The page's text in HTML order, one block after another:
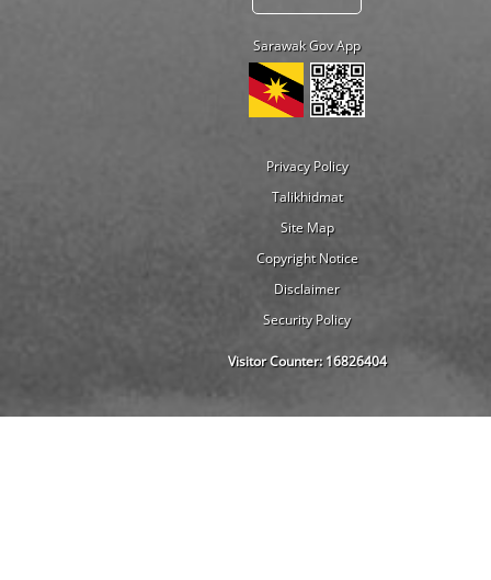
Sarawak Gov App
Privacy Policy
Talikhidmat
Site Map
Copyright Notice
Disclaimer
Security Policy
Visitor Counter:16826404